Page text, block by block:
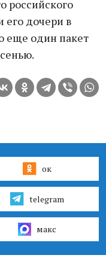
российского
его дочери в
еще один пакет
ок
telegram
макс